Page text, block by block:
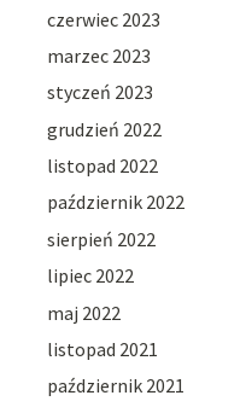
czerwiec 2023
marzec 2023
styczeń 2023
grudzień 2022
listopad 2022
październik 2022
sierpień 2022
lipiec 2022
maj 2022
listopad 2021
październik 2021